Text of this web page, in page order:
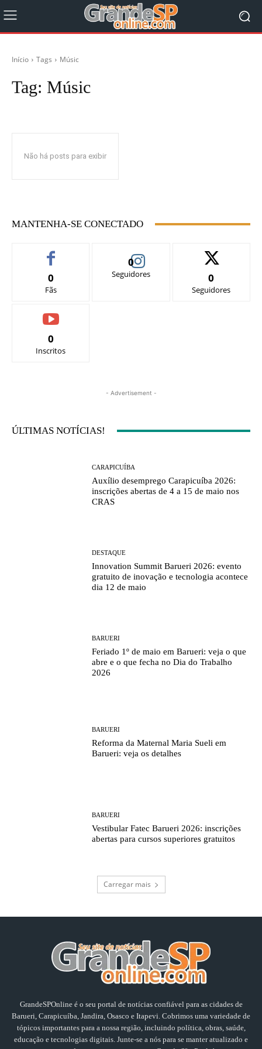
Início Tags Músic
Tag: Músic
Não há posts para exibir
MANTENHA-SE CONECTADO
0
Fãs
0
Seguidores 0
Seguidores
0
Inscritos
- Advertisement -
ÚLTIMAS NOTÍCIAS!
CARAPICUÍBA
Auxílio desemprego Carapicuíba 2026:
inscrições abertas de 4 a 15 de maio nos
CRAS
DESTAQUE
Innovation Summit Barueri 2026: evento
gratuito de inovação e tecnologia acontece
dia 12 de maio
BARUERI
Feriado 1º de maio em Barueri: veja o que
abre e o que fecha no Dia do Trabalho
2026
BARUERI
Reforma da Maternal Maria Sueli em
Barueri: veja os detalhes
BARUERI
Vestibular Fatec Barueri 2026: inscrições
abertas para cursos superiores gratuitos
Carregar mais
GrandeSPOnline é o seu portal de notícias confiável para as cidades de
Barueri, Carapicuíba, Jandira, Osasco e Itapevi. Cobrimos uma variedade de
tópicos importantes para a nossa região, incluindo política, obras, saúde,
educação e tecnologias digitais. Junte-se a nós para se manter atualizado e